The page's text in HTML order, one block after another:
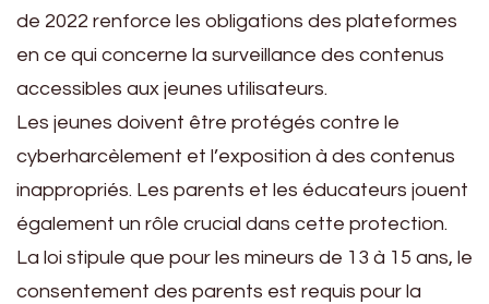
de 2022 renforce les obligations des plateformes
en ce qui concerne la surveillance des contenus
accessibles aux jeunes utilisateurs.
Les jeunes doivent être protégés contre le
cyberharcèlement et l’exposition à des contenus
inappropriés. Les parents et les éducateurs jouent
également un rôle crucial dans cette protection.
La loi stipule que pour les mineurs de 13 à 15 ans, le
consentement des parents est requis pour la